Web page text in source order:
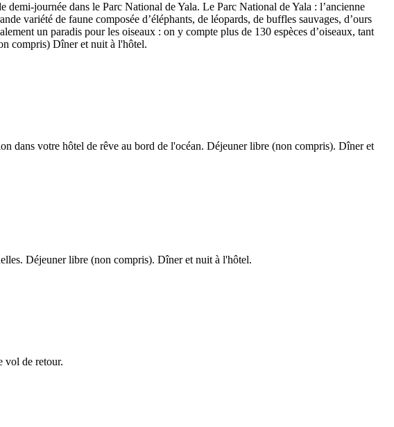
demi-journée dans le Parc National de Yala. Le Parc National de Yala : l’ancienne
variété de faune composée d’éléphants, de léopards, de buffles sauvages, d’ours
un paradis pour les oiseaux : on y compte plus de 130 espèces d’oiseaux, tant
compris) Dîner et nuit à l'hôtel.
dans votre hôtel de rêve au bord de l'océan. Déjeuner libre (non compris). Dîner et
Déjeuner libre (non compris). Dîner et nuit à l'hôtel.
vol de retour.